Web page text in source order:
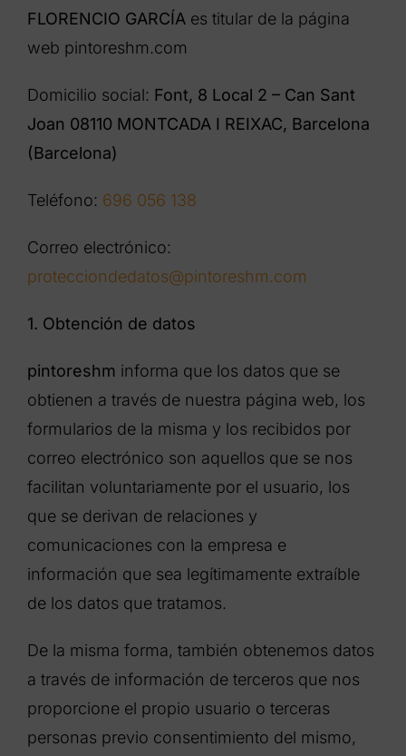
FLORENCIO GARCÍA es titular de la página
web pintoreshm.com
Domicilio social: Font, 8 Local 2 – Can Sant
Joan 08110 MONTCADA I REIXAC, Barcelona
(Barcelona)
Teléfono: 696 056 138
Correo electrónico:
protecciondedatos@pintoreshm.com
1. Obtención de datos
pintoreshm informa que los datos que se
obtienen a través de nuestra página web, los
formularios de la misma y los recibidos por
correo electrónico son aquellos que se nos
facilitan voluntariamente por el usuario, los
que se derivan de relaciones y
comunicaciones con la empresa e
información que sea legítimamente extraíble
de los datos que tratamos.
De la misma forma, también obtenemos datos
a través de información de terceros que nos
proporcione el propio usuario o terceras
personas previo consentimiento del mismo,